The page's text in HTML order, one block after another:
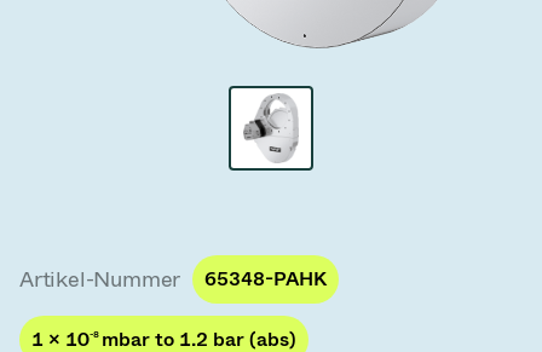
Vakuum-Transferventile
Vakuum-Mehrventilbaugruppen
ITER Vakuumventilkatalog
Vakuumventil-Technologie
Artikel-Nummer 65348-PAHK
1 × 10-8 mbar to 1.2 bar (abs)